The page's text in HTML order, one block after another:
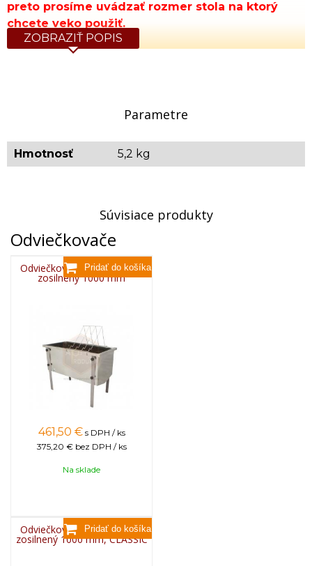
preto prosíme uvádzať rozmer stola na ktorý
chcete veko použiť.
ZOBRAZIŤ POPIS
Parametre
Hmotnosť 5,2 kg
Súvisiace produkty
Odviečkovače
Odviečkovací stôl nerezový
zosilnený 1000 mm
461,50 € s DPH / ks
375,20 € bez DPH / ks
Na sklade
Odviečkovací stôl nerezový
zosilnený 1000 mm, CLASSIC